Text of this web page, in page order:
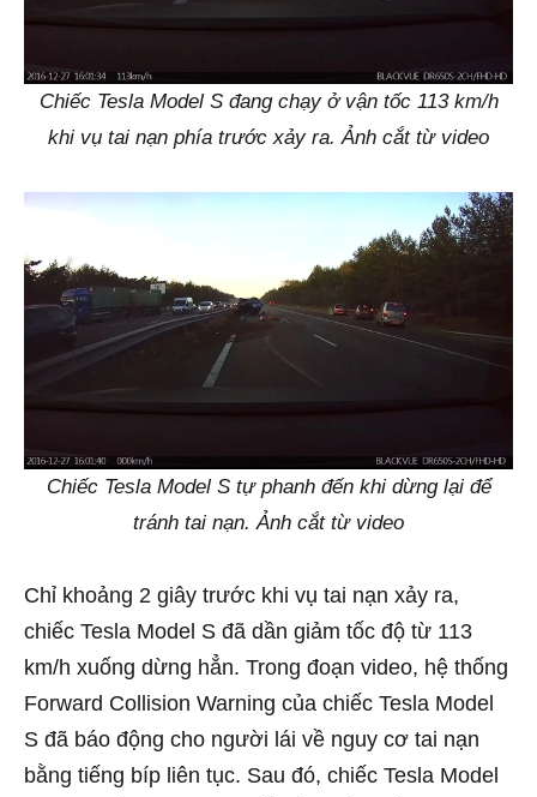
Chiếc Tesla Model S đang chạy ở vận tốc 113 km/h
khi vụ tai nạn phía trước xảy ra. Ảnh cắt từ video
Chiếc Tesla Model S tự phanh đến khi dừng lại để
tránh tai nạn. Ảnh cắt từ video
Chỉ khoảng 2 giây trước khi vụ tai nạn xảy ra,
chiếc Tesla Model S đã dần giảm tốc độ từ 113
km/h xuống dừng hẳn. Trong đoạn video, hệ thống
Forward Collision Warning của chiếc Tesla Model
S đã báo động cho người lái về nguy cơ tai nạn
bằng tiếng bíp liên tục. Sau đó, chiếc Tesla Model